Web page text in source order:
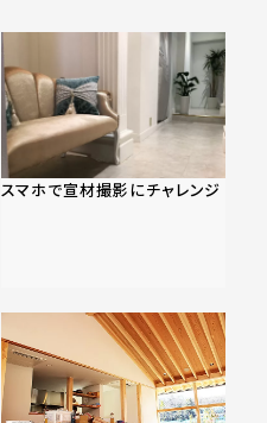
スマホで宣材撮影にチャレンジ